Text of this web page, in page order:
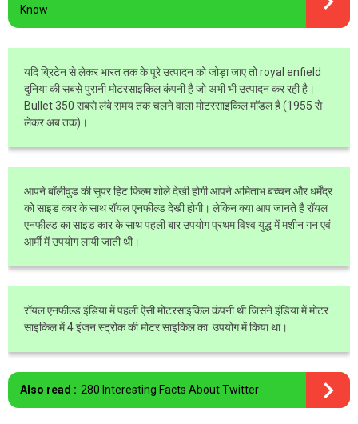
Know
यदि ब्रिटेन से लेकर भारत तक के पूरे उत्पादन को जोड़ा जाए तो royal enfield
दुनिया की सबसे पुरानी मोटरसाइकिल कंपनी है जो अभी भी उत्पादन कर रही है।
Bullet 350 सबसे लंबे समय तक चलने वाला मोटरसाइकिल माॅडल है (1955 से
लेकर अब तक)।
आपने बॉलीवुड की सुपर हिट फिल्म शोले देखी होगी आपने अमिताभ बच्चन और धर्मेंद्र
को साइड कार के साथ रॉयल एनफील्ड देखी होगी। लेकिन क्या आप जानते है रॉयल
एनफील्ड का साइड कार के साथ पहली बार उपयोग प्रथम विश्व युद्ध में मशीन गन एवं
आर्मी में उपयोग लायी जाती थी।
रॉयल एनफील्ड इंडिया में पहली ऐसी मोटरसाइकिल कंपनी थी जिसने इंडिया में मोटर
साइकिल में 4 इंजन स्ट्रोक की मोटर साइकिल का उपयोग में किया था।
Also read : 280 Interesting Facts About Twitter